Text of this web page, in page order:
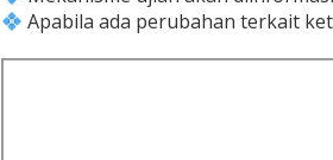
Apabila ada perubahan terkait